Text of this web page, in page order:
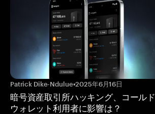
Patrick Dike-Ndulue•2025年6月16日
暗号資産取引所ハッキング、コールド
ウォレット利用者に影響は？